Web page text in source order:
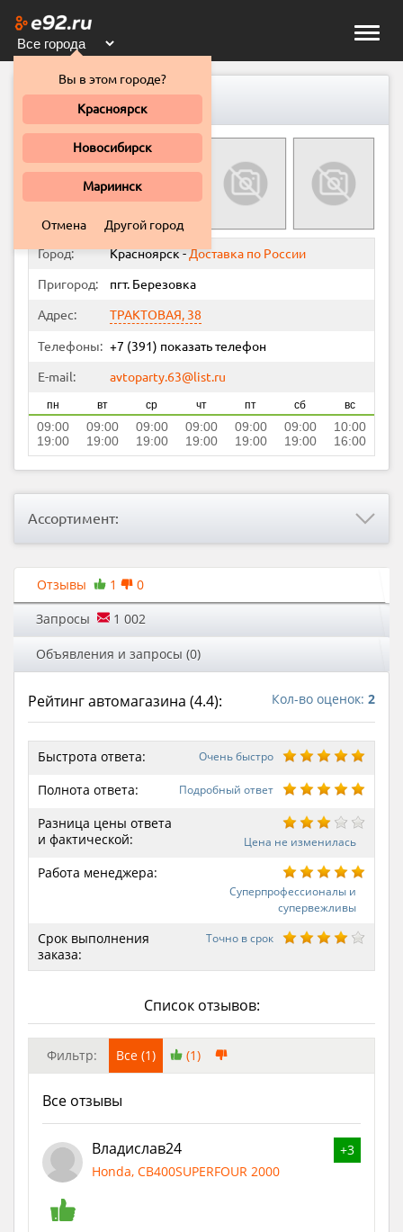
Toggle
Вы в этом городе?
Красноярск
Новосибирск
Мариинск
Отмена Другой город
Магазин "Стрелец"
Город: Красноярск-Доставка по России
Пригород: пгт. Березовка
Адрес: ТРАКТОВАЯ, 38
Телефоны: +7 (391) показать телефон
E-mail: avtoparty.63@list.ru
пн вт ср чт пт сб вс
09:00
19:00
09:00
19:00
09:00
19:00
09:00
19:00
09:00
19:00
09:00
19:00
10:00
16:00
Ассортимент:
Отзывы 1 0
Запросы 1 002
Объявления и запросы (0)
Кол-во оценок: 2
Рейтинг автомагазина (4.4):
Быстрота ответа: Очень быстро
Полнота ответа: Подробный ответ
Разница цены ответа
и фактической:
Цена не изменилась
Работа менеджера:
Суперпрофессионалы и
супервежливы
Срок выполнения
заказа:
Точно в срок
Список отзывов:
Фильтр: Все (1) (1)
Все отзывы
+3
Владислав24
Honda, CB400SUPERFOUR 2000